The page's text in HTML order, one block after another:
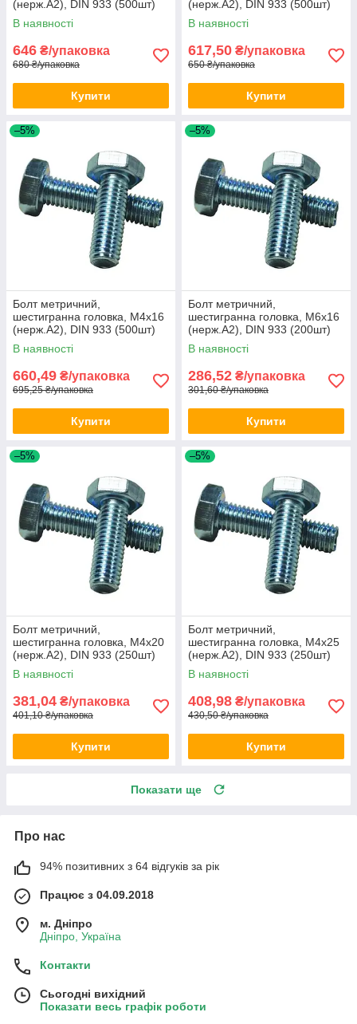
(нерж.А2), DIN 933 (500шт)
В наявності
646 ₴/упаковка
680 ₴/упаковка
Купити
(нерж.А2), DIN 933 (500шт)
В наявності
617,50 ₴/упаковка
650 ₴/упаковка
Купити
–5%
Болт метричний,
шестигранна головка, М4х16
(нерж.А2), DIN 933 (500шт)
В наявності
660,49 ₴/упаковка
695,25 ₴/упаковка
Купити
–5%
Болт метричний,
шестигранна головка, М6х16
(нерж.А2), DIN 933 (200шт)
В наявності
286,52 ₴/упаковка
301,60 ₴/упаковка
Купити
–5%
Болт метричний,
шестигранна головка, М4х20
(нерж.А2), DIN 933 (250шт)
В наявності
381,04 ₴/упаковка
401,10 ₴/упаковка
Купити
–5%
Болт метричний,
шестигранна головка, М4х25
(нерж.А2), DIN 933 (250шт)
В наявності
408,98 ₴/упаковка
430,50 ₴/упаковка
Купити
Показати ще
Про нас
94% позитивних з 64 відгуків за рік
Працює з 04.09.2018
м. Дніпро
Дніпро, Україна
Контакти
Сьогодні вихідний
Показати весь графік роботи